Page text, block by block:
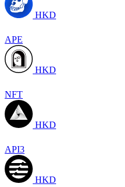
HKD
APE
HKD
NFT
HKD
API3
HKD